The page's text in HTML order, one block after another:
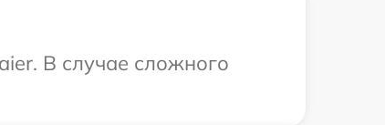
В случае сложного